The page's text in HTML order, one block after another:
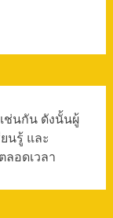
ช่นกัน ดังนั้นผู้
นรู้ และ
อดเวลา